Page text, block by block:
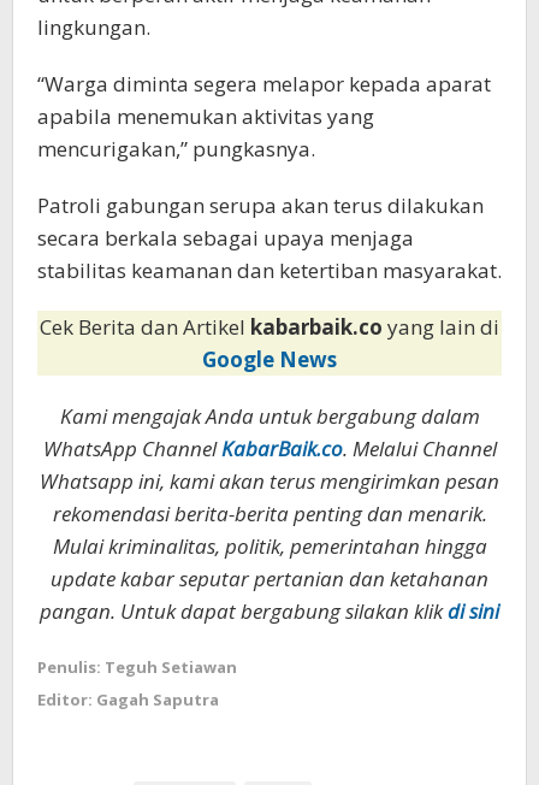
lingkungan.
“Warga diminta segera melapor kepada aparat
apabila menemukan aktivitas yang
mencurigakan,” pungkasnya.
Patroli gabungan serupa akan terus dilakukan
secara berkala sebagai upaya menjaga
stabilitas keamanan dan ketertiban masyarakat.
Cek Berita dan Artikel kabarbaik.co yang lain di
Google News
Kami mengajak Anda untuk bergabung dalam
WhatsApp ChannelKabarBaik.co. Melalui Channel
Whatsapp ini, kami akan terus mengirimkan pesan
rekomendasi berita-berita penting dan menarik.
Mulai kriminalitas, politik, pemerintahan hingga
update kabar seputar pertanian dan ketahanan
pangan. Untuk dapat bergabung silakan klikdi sini
Penulis: Teguh Setiawan
Editor: Gagah Saputra